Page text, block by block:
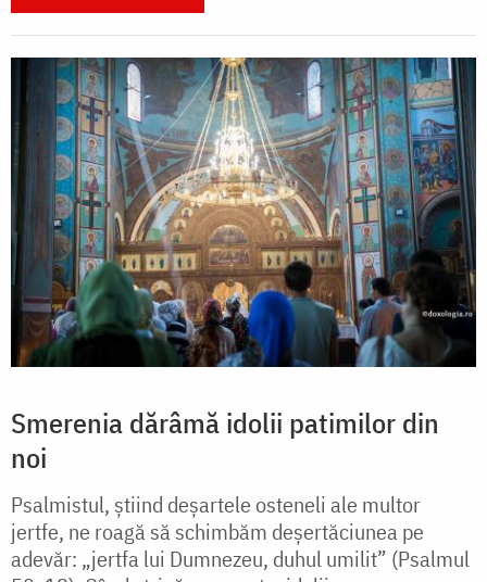
Smerenia dărâmă idolii patimilor din
noi
Psalmistul, știind deșartele osteneli ale multor
jertfe, ne roagă să schimbăm deșertăciunea pe
adevăr: „jertfa lui Dumnezeu, duhul umilit” (Psalmul